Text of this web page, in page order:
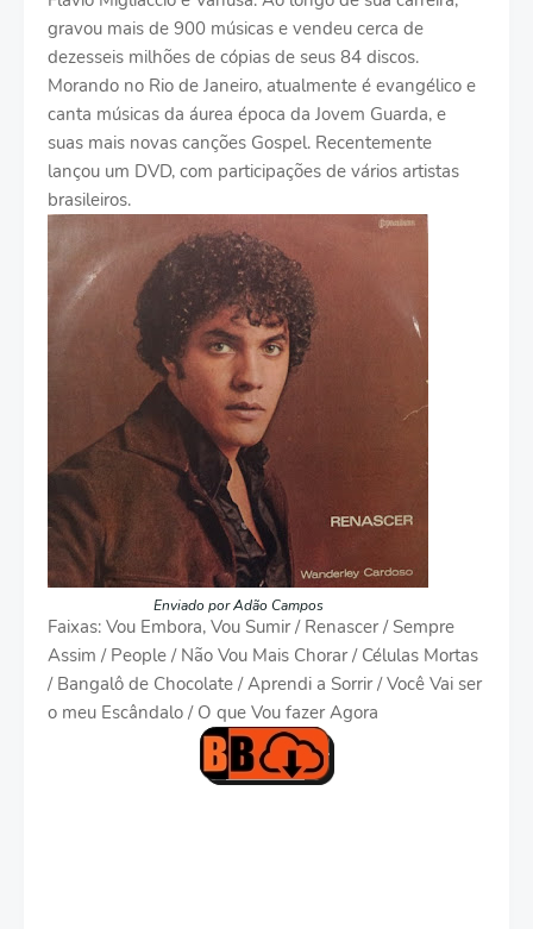
gravou mais de 900 músicas e vendeu cerca de
dezesseis milhões de cópias de seus 84 discos.
Morando no Rio de Janeiro, atualmente é evangélico e
canta músicas da áurea época da Jovem Guarda, e
suas mais novas canções Gospel. Recentemente
lançou um DVD, com participações de vários artistas
brasileiros.
Enviado por Adão Campos
Faixas: Vou Embora, Vou Sumir / Renascer / Sempre
Assim / People / Não Vou Mais Chorar / Células Mortas
/ Bangalô de Chocolate / Aprendi a Sorrir / Você Vai ser
o meu Escândalo / O que Vou fazer Agora